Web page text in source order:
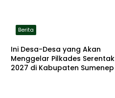
Berita
Ini Desa-Desa yang Akan
Menggelar Pilkades Serentak
2027 di Kabupaten Sumenep